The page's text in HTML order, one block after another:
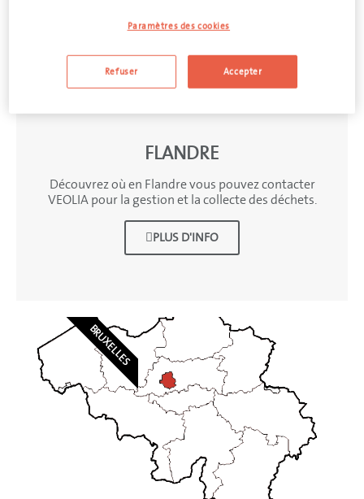
FLANDRE
Découvrez où en Flandre vous pouvez contacter
VEOLIA pour la gestion et la collecte des déchets.
PLUS D'INFO
BRUXELLES
Paramètres des cookies
Refuser Accepter